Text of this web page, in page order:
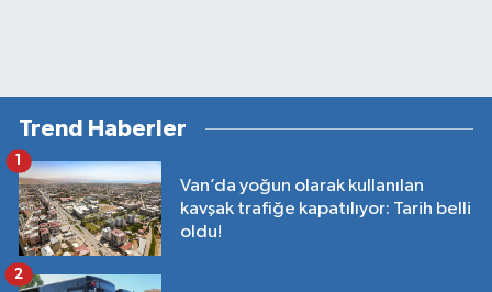
Trend Haberler
Van’da yoğun olarak kullanılan
kavşak trafiğe kapatılıyor: Tarih belli
oldu!
1
2